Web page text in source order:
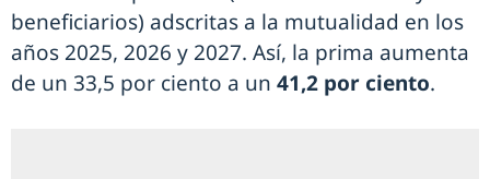
beneficiarios) adscritas a la mutualidad en los
años 2025, 2026 y 2027. Así, la prima aumenta
de un 33,5 por ciento a un 41,2 por ciento.